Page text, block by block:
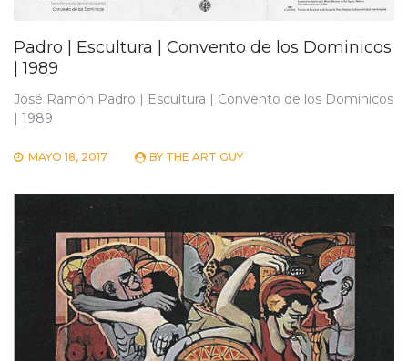
Padro | Escultura | Convento de los Dominicos
| 1989
José Ramón Padro | Escultura | Convento de los Dominicos
| 1989
MAYO 18, 2017 BY THE ART GUY